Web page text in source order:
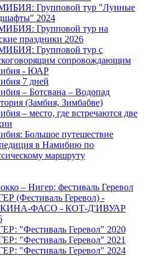
Групповой тур "Лунные
2024
Групповой тур на
праздники 2026
Групповой тур с
сопровождающим
- ЮАР
7 дней
– Ботсвана – Водопад
(Замбия, Зимбабве)
– место, где встречаются две
Большое путешествие
в Намибию по
маршруту
– Нигер: фестиваль Геревол
(Фестиваль Геревол) -
ФАСО - КОТ-Д'ИВУАР
"Фестиваль Геревол" 2020
"Фестиваль Геревол" 2021
"Фестиваль Геревол" 2024